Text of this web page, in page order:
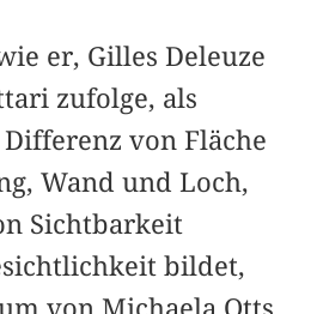
er, Gilles Deleuze
zufolge, als
von Fläche
Wand und Loch,
Sichtbarkeit
bildet,
von Michaela Otts